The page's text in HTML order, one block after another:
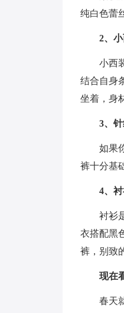
纯白色蕾
2、
小西
结合自身
坐着，身
3、
如果
裤十分基
4、
衬衫
衣搭配黑
裤，别致
现在
春天